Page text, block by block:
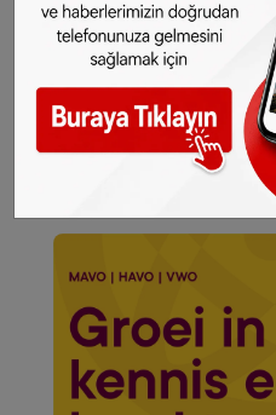
WhatsApp’ta ücretsiz
Hollanda ve diğer
seçtiğimiz haberler her
gelsin!Abone olmak için